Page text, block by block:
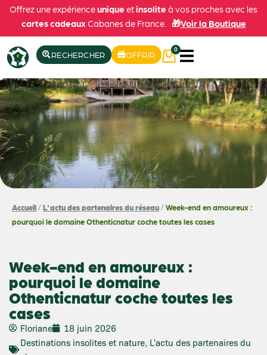
Offrez une expérienceunique etinsolite à vos proches avec les
cartes cadeauxCabanes de France. 🎁Voir la Boutique
RECHERCHER OFFRIR
0
Accueil/L'actu des partenaires du réseau/Week-end en amoureux :
pourquoi le domaine Othenticnatur coche toutes les cases
Week-end en amoureux :
pourquoi le domaine
Othenticnatur coche toutes les
cases
Floriane
18 juin 2026
Destinations insolites et nature, L'actu des partenaires du